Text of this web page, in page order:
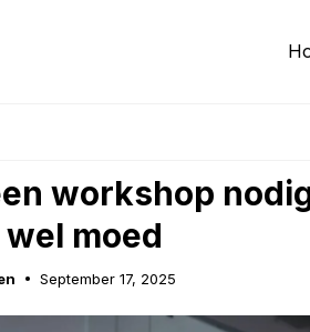
workshop
moed
September 17, 2025